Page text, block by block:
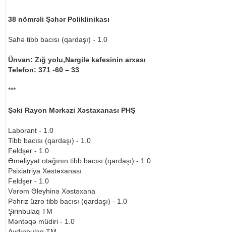
38 nömrəli Şəhər Poliklinikası
Sahə tibb bacısı (qardaşı) - 1.0
Ünvan: Zığ yolu,Nargilə kafesinin arxası
Telefon: 371 -60 – 33
***
Şəki Rayon Mərkəzi Xəstaxanası PHŞ
Laborant - 1.0
Tibb bacısı (qardaşı) - 1.0
Feldşer - 1.0
Əməliyyat otağının tibb bacısı (qardaşı) - 1.0
Psixiatriya Xəstəxanası
Feldşer - 1.0
Vərəm Əleyhinə Xəstəxana
Pəhriz üzrə tibb bacısı (qardaşı) - 1.0
Şirinbulaq TM
Məntəqə müdiri - 1.0